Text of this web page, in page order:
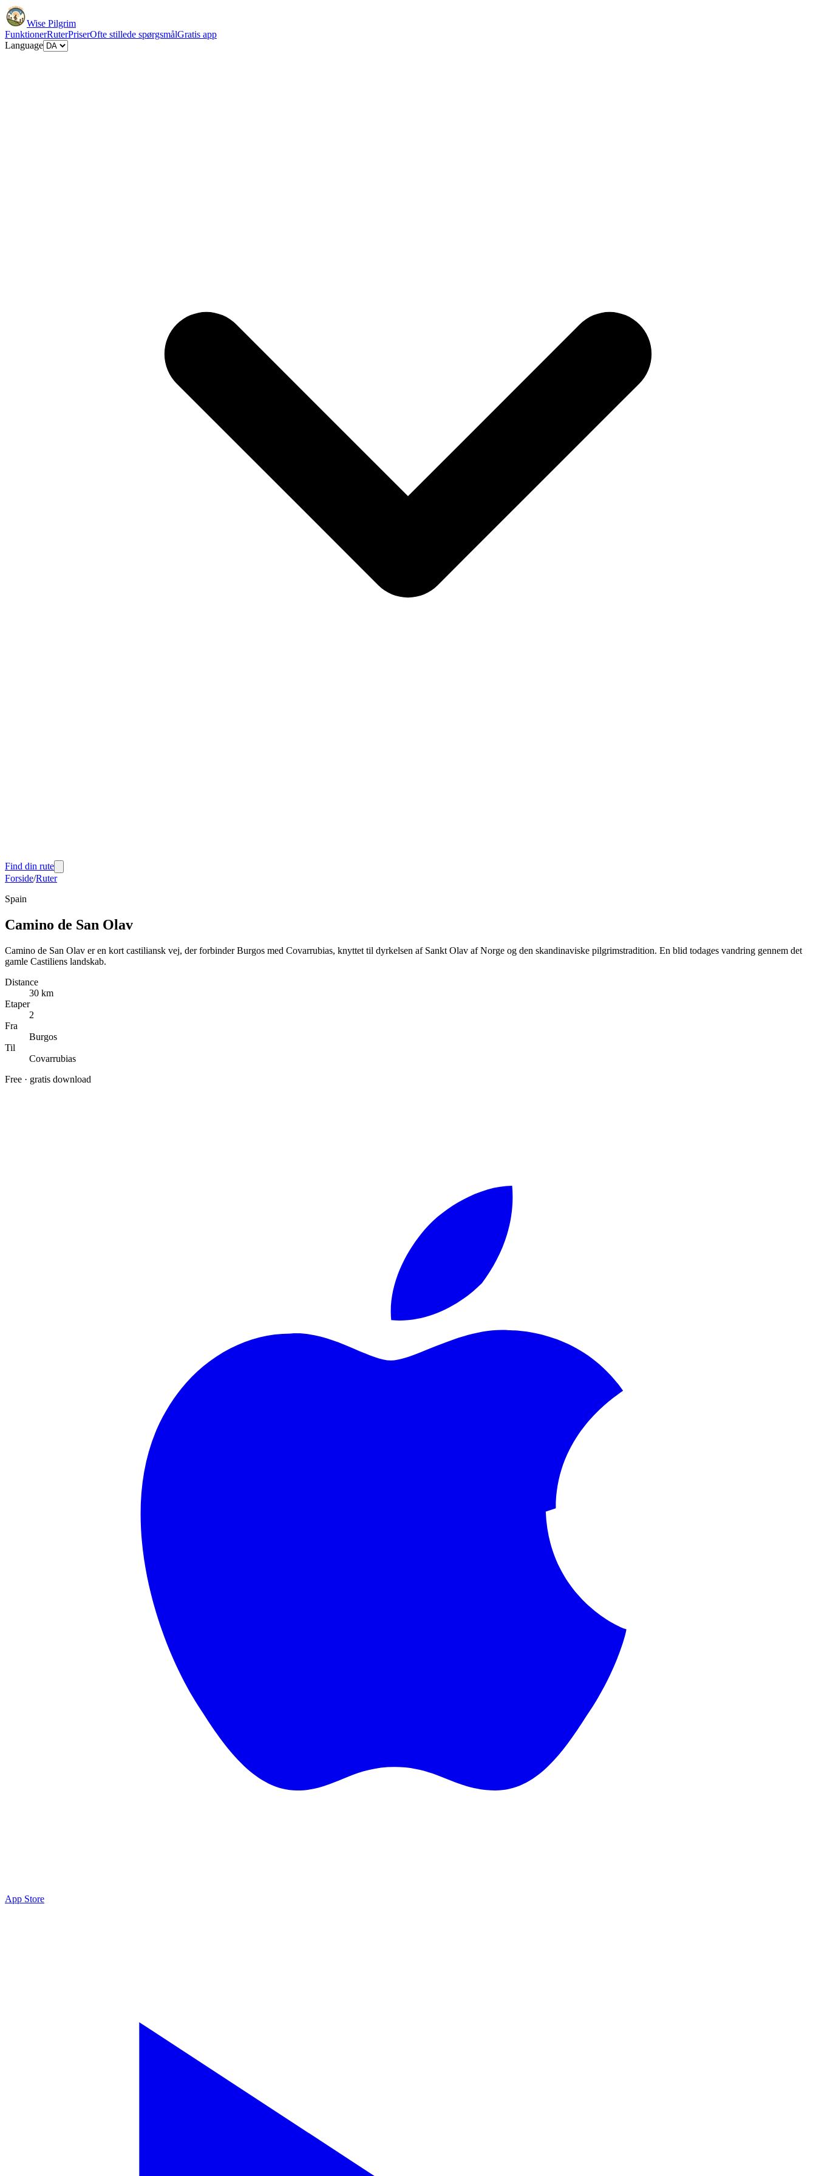
Wise Pilgrim
FunktionerRuterPriserOfte stillede spørgsmålGratis app
Language
Find din rute
Forside/Ruter
Spain
Camino de San Olav
Camino de San Olav er en kort castiliansk vej, der forbinder Burgos med Covarrubias, knyttet til dyrkelsen af Sankt Olav af Norge og den skandinaviske pilgrimstradition. En blid todages vandring gennem det
gamle Castiliens landskab.
Distance
30 km
Etaper
2
Fra
Burgos
Til
Covarrubias
Free · gratis download
App Store